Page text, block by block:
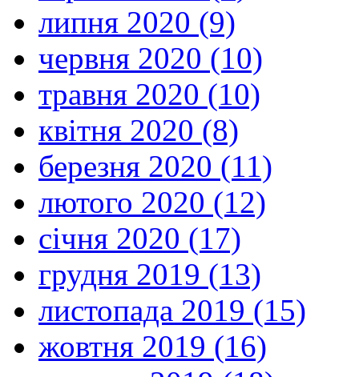
липня 2020 (9)
червня 2020 (10)
травня 2020 (10)
квітня 2020 (8)
березня 2020 (11)
лютого 2020 (12)
січня 2020 (17)
грудня 2019 (13)
листопада 2019 (15)
жовтня 2019 (16)